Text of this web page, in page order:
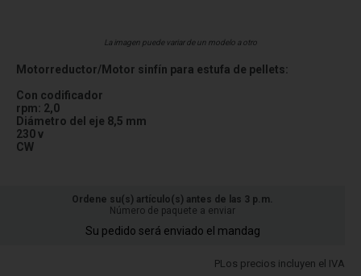
La imagen puede variar de un modelo a otro
Motorreductor/Motor sinfín para estufa de pellets:
Con codificador
rpm: 2,0
Diámetro del eje 8,5 mm
230 v
CW
Ordene su(s) artículo(s) antes de las 3 p.m.
Número de paquete a enviar
Su pedido será enviado el mandag
PLos precios incluyen el IVA